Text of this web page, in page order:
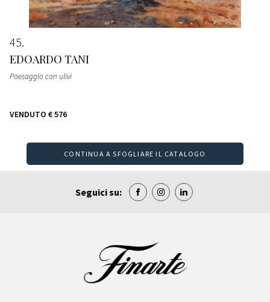
45
EDOARDO TANI
Paesaggio con ulivi
VENDUTO € 576
CONTINUA A SFOGLIARE IL CATALOGO
Seguici su: